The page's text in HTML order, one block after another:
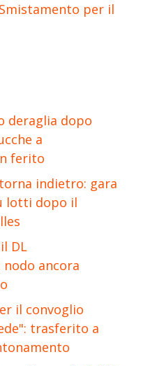
per il
deraglia dopo
a
ferito
indietro: gara
lotti dopo il
DL
ancora
il convoglio
trasferito a